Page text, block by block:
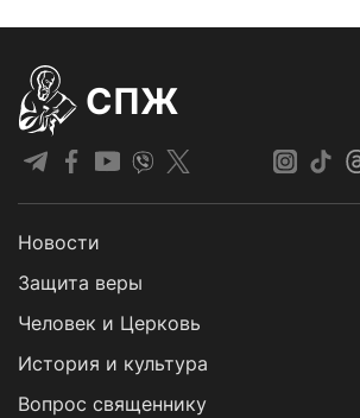
СПЖ
Новости
Защита веры
Человек и Церковь
История и культура
Вопрос священнику